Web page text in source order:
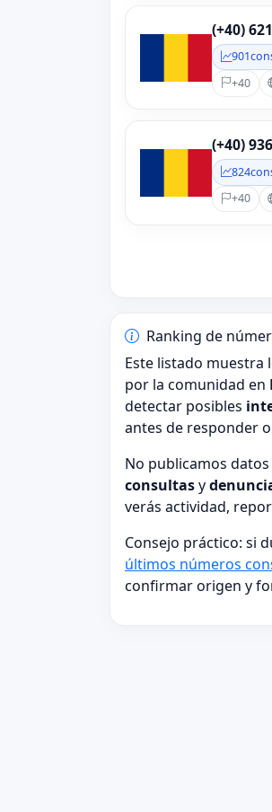
(+40)
901
+40
(+40)
824
+40
Ranking de
Este listado muestra
por la comunidad en
detectar posibles
antes de responder
No publicamos
consultasy
verás actividad,
Consejo práctico: si
últimos números
confirmar origen y